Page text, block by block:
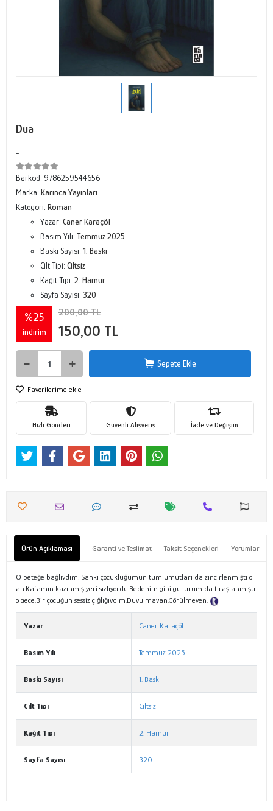
Dua
-
Barkod: 9786259544656
Marka: Karınca Yayınları
Kategori: Roman
Yazar: Caner Karaçöl
Basım Yılı: Temmuz 2025
Baskı Sayısı: 1. Baskı
Cilt Tipi: Ciltsiz
Kağıt Tipi: 2. Hamur
Sayfa Sayısı: 320
%25
indirim
200,00 TL
150,00 TL
Sepete Ekle
Favorilerime ekle
Hızlı Gönderi Güvenli Alışveriş İade ve Değişim
Ürün Açıklaması Garanti ve Teslimat Taksit Seçenekleri Yorumlar
O peteğe bağlıydım, Sanki çocukluğumun tüm umutları da zincirlenmişti o
an.Kafamın kazınmış yeri sızlıyordu.Bedenim gibi gururum da tıraşlanmıştı
o gece.Bir çocuğun sessiz çığlığıydım.Duyulmayan.Görülmeyen.
Yazar Caner Karaçöl
Basım Yılı Temmuz 2025
Baskı Sayısı 1. Baskı
Cilt Tipi Ciltsiz
Kağıt Tipi 2. Hamur
Sayfa Sayısı 320